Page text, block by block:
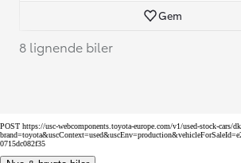
Gem
8 lignende biler
POST https://usc-webcomponents.toyota-europe.com/v1/used-stock-cars/
0715dc082f35